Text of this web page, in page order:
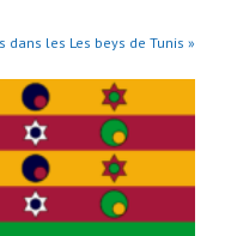
dans les Les beys de Tunis »